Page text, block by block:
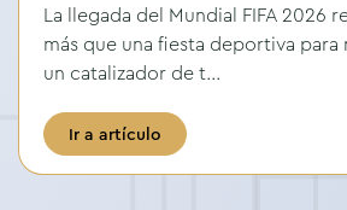
La llegada del Mundial FIFA 2026
más que una fiesta deportiva para
un catalizador de t...
Ir a artículo